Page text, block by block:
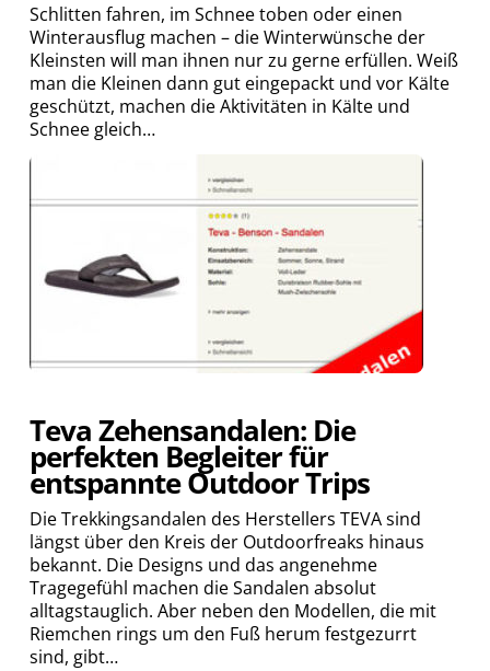
Schlitten fahren, im Schnee toben oder einen
Winterausflug machen – die Winterwünsche der
Kleinsten will man ihnen nur zu gerne erfüllen. Weiß
man die Kleinen dann gut eingepackt und vor Kälte
geschützt, machen die Aktivitäten in Kälte und
Schnee gleich…
Teva Zehensandalen: Die
perfekten Begleiter für
entspannte Outdoor Trips
Die Trekkingsandalen des Herstellers TEVA sind
längst über den Kreis der Outdoorfreaks hinaus
bekannt. Die Designs und das angenehme
Tragegefühl machen die Sandalen absolut
alltagstauglich. Aber neben den Modellen, die mit
Riemchen rings um den Fuß herum festgezurrt
sind, gibt…